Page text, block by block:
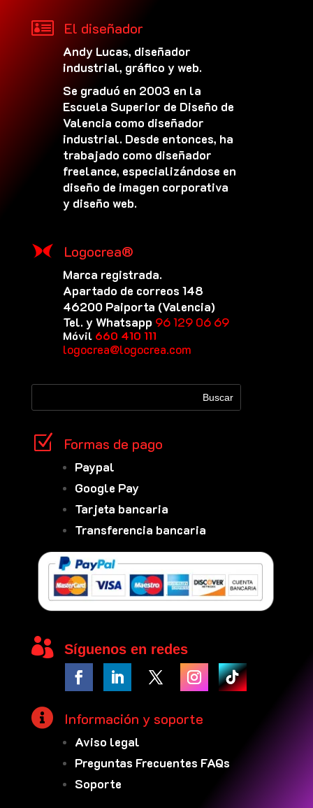
 El diseñador
Andy Lucas, diseñador
industrial, gráfico y web.
Se graduó en 2003 en la
Escuela Superior de Diseño de
Valencia como diseñador
industrial. Desde entonces, ha
trabajado como diseñador
freelance, especializándose en
diseño de imagen corporativa
y diseño web.
Logocrea®
Marca registrada.
Apartado de correos 148
46200 Paiporta (Valencia)
Tel. y Whatsapp 96 129 06 69
Móvil 660 410 111
logocrea@logocrea.com
Z Formas de pago
Paypal
Google Pay
Tarjeta bancaria
Transferencia bancaria
 Síguenos en redes
 Información y soporte
Aviso legal
Preguntas Frecuentes FAQs
Soporte